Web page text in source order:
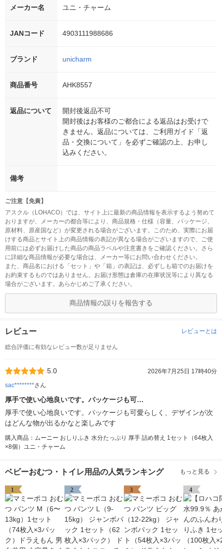
メーカー名 ユニ・チャーム
JANコード 4903111988686
ブランド unicharm
商品番号 AHK8557
返品について
開封後返品不可
開封後はお客様のご都合による返品はお受けで
きません。返品については、ご利用ガイド「返
品・交換について」を必ずご確認の上、お申し
込みください。
備考
ご注意【免責】
アスクル（LOHACO）では、サイト上に最新の商品情報を表示するよう努めて
おりますが、メーカーの都合等により、商品規格・仕様（容量、パッケージ、
原材料、原産国など）が変更される場合がございます。このため、実際にお届
けする商品とサイト上の商品情報の表記が異なる場合がございますので、ご使
用前には必ずお届けした商品の商品ラベルや注意書きをご確認ください。さら
に詳細な商品情報が必要な場合は、メーカー等にお問い合わせください。
また、商品名における「セット」や「箱」の表記は、必ずしも箱でのお届けを
お約束するものではありません。お届け形態は倉庫の在庫状況等により異なる
場合がございます。あらかじめご了承ください。
商品情報の誤りを報告する
レビュー レビューとは
総合評価に有効なレビュー数が足りません
5.0
2026年7月25日 17時40分
sac********さん
厚手で使い心地良いです。パッケージも可…
厚手で使い心地良いです。パッケージも可愛らしく、デザインが次
はどんな物が出るかなと楽しみです
購入商品：ムーニー おしりふき 水分たっぷり 厚手 詰め替え 1セット（64枚入
×8個）ユニ・チャーム
ベビーおむつ・トイレ用品の人気ランキング もっと見る
1 2 3 4